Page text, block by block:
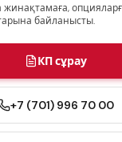
жинақтамаға,
байланысты.
КП сұрау
+7 (701) 996 70 00